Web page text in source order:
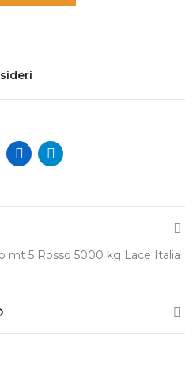
mt 5 Rosso 5000 kg Lace Italia